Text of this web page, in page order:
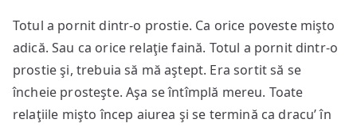
Totul a pornit dintr-o prostie. Ca orice poveste mişto
adică. Sau ca orice relaţie faină. Totul a pornit dintr-o
prostie şi, trebuia să mă aştept. Era sortit să se
încheie prosteşte. Aşa se întîmplă mereu. Toate
relaţiile mişto încep aiurea şi se termină ca dracu’ în